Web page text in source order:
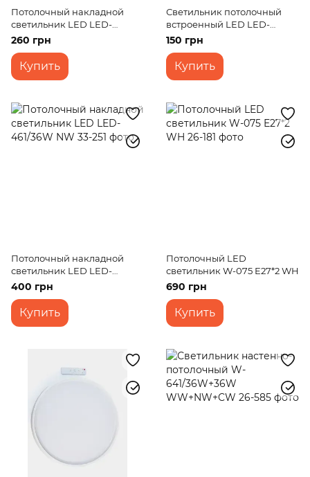
Потолочный накладной
светильник LED LED-
471/20W CW IP44
260 грн
Купить
Светильник потолочный
встроенный LED LED-
46R/10W NW
150 грн
Купить
Потолочный накладной
светильник LED LED-
461/36W NW
400 грн
Купить
Потолочный LED
светильник W-075 E27*2 WH
690 грн
Купить